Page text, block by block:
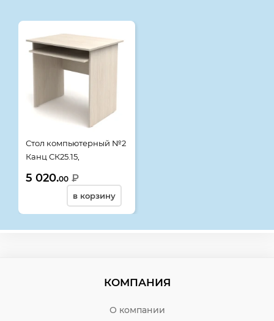
Стол компьютерный №2
Канц СК25.15,
молочный
5 020.00 ₽
в корзину
КОМПАНИЯ
О компании